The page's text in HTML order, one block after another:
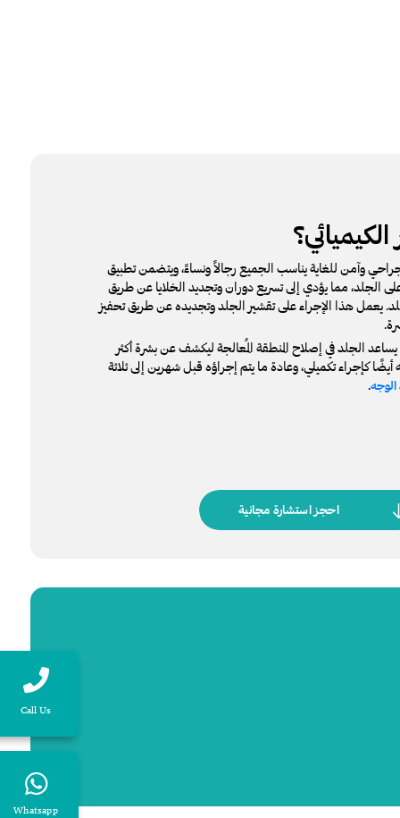
Call Us
Whatsapp
جراحي وآمن للغاية يناسب الجميع رجالاً ونساءً، ويتضمن تطبيق
على الجلد، مما يؤدي إلى تسريع دوران وتجديد الخلايا عن طريق
يعمل هذا الإجراء على تقشير الجلد وتجديده عن طريق تحفيز
يساعد الجلد في إصلاح المنطقة المُعالجة ليكشف عن بشرة أكثر
كإجراء تكميلي، وعادة ما يتم إجراؤه قبل شهرين إلى ثلاثة
.
احجز استشارة مجانية